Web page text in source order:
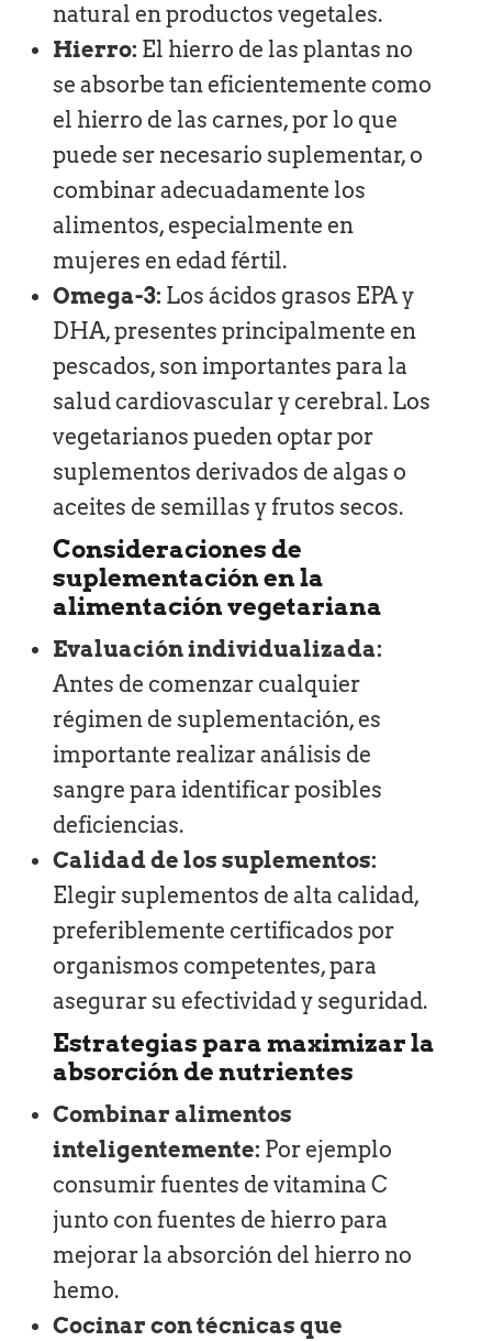
natural en productos vegetales.
Hierro: El hierro de las plantas no
se absorbe tan eficientemente como
el hierro de las carnes, por lo que
puede ser necesario suplementar, o
combinar adecuadamente los
alimentos, especialmente en
mujeres en edad fértil.
Omega-3: Los ácidos grasos EPA y
DHA, presentes principalmente en
pescados, son importantes para la
salud cardiovascular y cerebral. Los
vegetarianos pueden optar por
suplementos derivados de algas o
aceites de semillas y frutos secos.
Consideraciones de
suplementación en la
alimentación vegetariana
Evaluación individualizada:
Antes de comenzar cualquier
régimen de suplementación, es
importante realizar análisis de
sangre para identificar posibles
deficiencias.
Calidad de los suplementos:
Elegir suplementos de alta calidad,
preferiblemente certificados por
organismos competentes, para
asegurar su efectividad y seguridad.
Estrategias para maximizar la
absorción de nutrientes
Combinar alimentos
inteligentemente: Por ejemplo
consumir fuentes de vitamina C
junto con fuentes de hierro para
mejorar la absorción del hierro no
hemo.
Cocinar con técnicas que